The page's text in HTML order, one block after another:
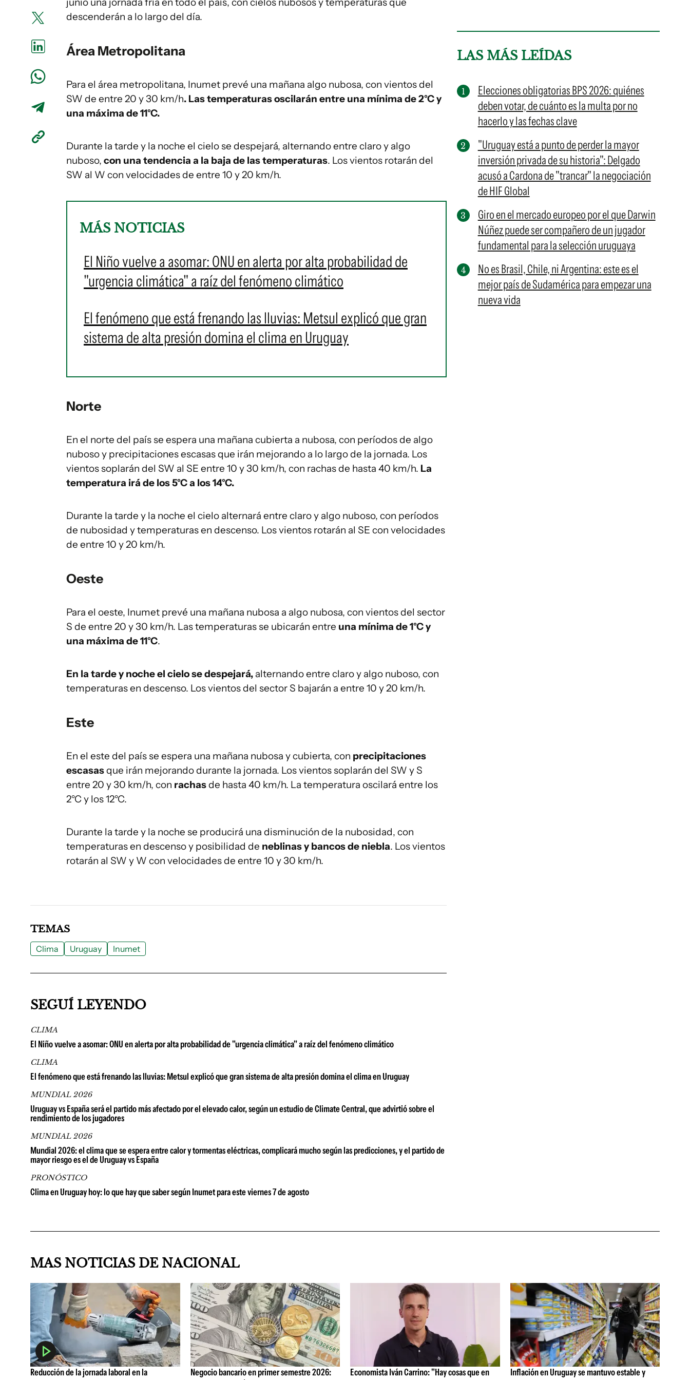
descenderán a lo largo del día.
Área Metropolitana
Para el área metropolitana, Inumet prevé una mañana algo nubosa, con vientos del
SW de entre 20 y 30 km/h. Las temperaturas oscilarán entre una mínima de 2°C y
una máxima de 11°C.
Durante la tarde y la noche el cielo se despejará, alternando entre claro y algo
nuboso, con una tendencia a la baja de las temperaturas. Los vientos rotarán del
SW al W con velocidades de entre 10 y 20 km/h.
MÁS NOTICIAS
El Niño vuelve a asomar: ONU en alerta por alta probabilidad de
"urgencia climática" a raíz del fenómeno climático
El fenómeno que está frenando las lluvias: Metsul explicó que gran
sistema de alta presión domina el clima en Uruguay
Norte
En el norte del país se espera una mañana cubierta a nubosa, con períodos de algo
nuboso y precipitaciones escasas que irán mejorando a lo largo de la jornada. Los
vientos soplarán del SW al SE entre 10 y 30 km/h, con rachas de hasta 40 km/h. La
temperatura irá de los 5°C a los 14°C.
Durante la tarde y la noche el cielo alternará entre claro y algo nuboso, con períodos
de nubosidad y temperaturas en descenso. Los vientos rotarán al SE con velocidades
de entre 10 y 20 km/h.
Oeste
Para el oeste, Inumet prevé una mañana nubosa a algo nubosa, con vientos del sector
S de entre 20 y 30 km/h. Las temperaturas se ubicarán entre una mínima de 1°C y
una máxima de 11°C.
En la tarde y noche el cielo se despejará, alternando entre claro y algo nuboso, con
temperaturas en descenso. Los vientos del sector S bajarán a entre 10 y 20 km/h.
Este
En el este del país se espera una mañana nubosa y cubierta, con precipitaciones
escasasque irán mejorando durante la jornada. Los vientos soplarán del SW y S
entre 20 y 30 km/h, con rachasde hasta 40 km/h. La temperatura oscilará entre los
2°C y los 12°C.
Durante la tarde y la noche se producirá una disminución de la nubosidad, con
temperaturas en descenso y posibilidad de neblinas y bancos de niebla. Los vientos
rotarán al SW y W con velocidades de entre 10 y 30 km/h.
LAS MÁS LEÍDAS
Elecciones obligatorias BPS 2026: quiénes
deben votar, de cuánto es la multa por no
hacerlo y las fechas clave
"Uruguay está a punto de perder la mayor
inversión privada de su historia": Delgado
acusó a Cardona de "trancar" la negociación
de HIF Global
Giro en el mercado europeo por el que Darwin
Núñez puede ser compañero de un jugador
fundamental para la selección uruguaya
No es Brasil, Chile, ni Argentina: este es el
mejor país de Sudamérica para empezar una
nueva vida
TEMAS
Clima Uruguay Inumet
SEGUÍ LEYENDO
CLIMA
El Niño vuelve a asomar: ONU en alerta por alta probabilidad de "urgencia climática" a raíz del fenómeno climático
CLIMA
El fenómeno que está frenando las lluvias: Metsul explicó que gran sistema de alta presión domina el clima en Uruguay
MUNDIAL 2026
Uruguay vs España será el partido más afectado por el elevado calor, según un estudio de Climate Central, que advirtió sobre el
rendimiento de los jugadores
MUNDIAL 2026
Mundial 2026: el clima que se espera entre calor y tormentas eléctricas, complicará mucho según las predicciones, y el partido de
mayor riesgo es el de Uruguay vs España
PRONÓSTICO
Clima en Uruguay hoy: lo que hay que saber según Inumet para este viernes 7 de agosto
MAS NOTICIAS DE NACIONAL
Reducción de la jornada laboral en la
Negocio bancario en primer semestre 2026:
Economista Iván Carrino: "Hay cosas que en
Inflación en Uruguay se mantuvo estable y